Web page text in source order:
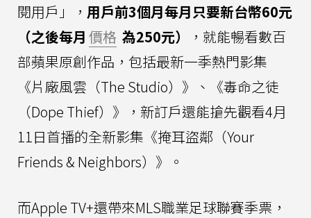
閱用戶」， 用戶前3個月每月只要新台幣60元
（之後每月 價格 為250元）
，就能暢看數百
部蘋果原創作品，包括最新一季熱門影集
《片廠風雲（The Studio）》、《毒命之徒
（Dope Thief）》，新訂戶還能搶先觀看4月
11日首播的全新影集《掩耳盜鄰（Your
Friends & Neighbors）》。
而Apple TV+還帶來MLS職業足球聯賽季票，